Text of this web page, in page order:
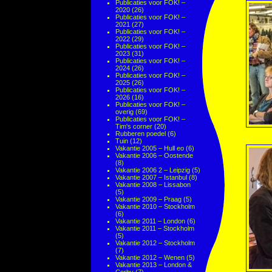
Publicaties voor FOK! –
2020 (26)
Publicaties voor FOK! –
2021 (27)
Publicaties voor FOK! –
2022 (29)
Publicaties voor FOK! –
2023 (31)
Publicaties voor FOK! –
2024 (26)
Publicaties voor FOK! –
2025 (26)
Publicaties voor FOK! –
2026 (16)
Publicaties voor FOK! –
overig (69)
Publicaties voor FOK! –
Tim's corner (20)
Rubberen poedel (6)
Tuin (12)
Vakantie 2005 – Hull eo (6)
Vakantie 2006 – Oostende
(8)
Vakantie 2006 2 – Leipzig (5)
Vakantie 2007 – Istanbul (8)
Vakantie 2008 – Lissabon
(5)
Vakantie 2009 – Praag (5)
Vakantie 2010 – Stockholm
(6)
Vakantie 2011 – London (6)
Vakantie 2011 – Stockholm
(5)
Vakantie 2012 – Stockholm
(7)
Vakantie 2012 – Wenen (5)
Vakantie 2013 – London &